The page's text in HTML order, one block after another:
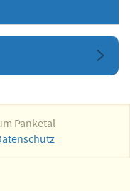
Panketal